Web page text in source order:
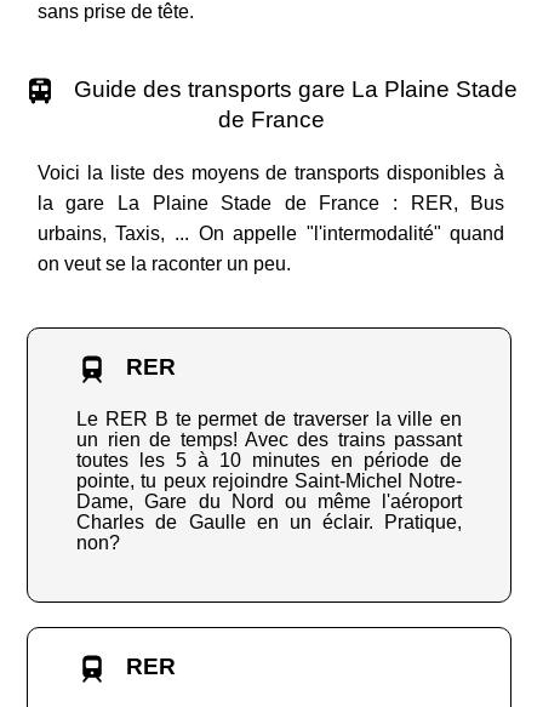
sans prise de tête.
Guide des transports gare La Plaine Stade
de France
Voici la liste des moyens de transports disponibles à
la gare La Plaine Stade de France : RER, Bus
urbains, Taxis, ... On appelle "l'intermodalité" quand
on veut se la raconter un peu.
RER
Le RER B te permet de traverser la ville en
un rien de temps! Avec des trains passant
toutes les 5 à 10 minutes en période de
pointe, tu peux rejoindre Saint-Michel Notre-
Dame, Gare du Nord ou même l'aéroport
Charles de Gaulle en un éclair. Pratique,
non?
RER